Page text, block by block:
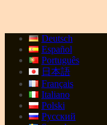
Deutsch
Español
Português
日本語
Français
Italiano
Polski
Русский